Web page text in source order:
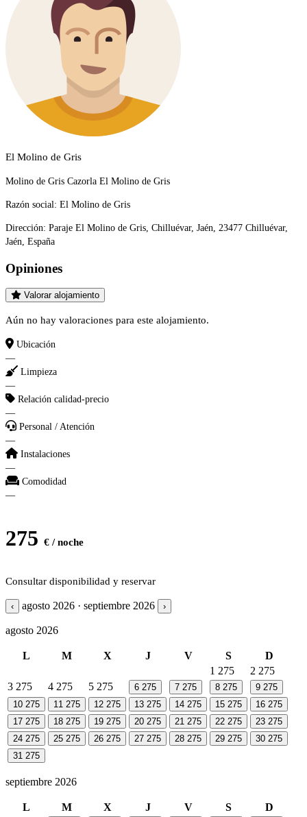
El Molino de Gris
Molino de Gris Cazorla El Molino de Gris
Razón social: El Molino de Gris
Dirección: Paraje El Molino de Gris, Chilluévar, Jaén, 23477 Chilluévar,
Jaén, España
Opiniones
Valorar alojamiento
Aún no hay valoraciones para este alojamiento.
Ubicación
—
Limpieza
—
Relación calidad-precio
—
Personal / Atención
—
Instalaciones
—
Comodidad
—
275 € / noche
Consultar disponibilidad y reservar
‹ agosto 2026 · septiembre 2026 ›
agosto 2026
L M X J V S
D
1 275 2 275
3 275 4 275 5 275 6 275 7 275 8 275 9 275
10 275 11 275 12 275 13 275 14 275 15 275 16 275
17 275 18 275 19 275 20 275 21 275 22 275 23 275
24 275 25 275 26 275 27 275 28 275 29 275 30 275
31 275
septiembre 2026
L M X J V S D